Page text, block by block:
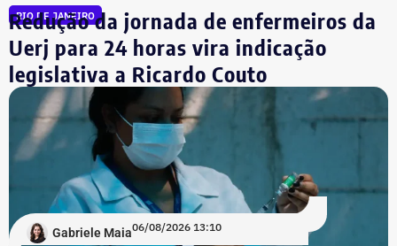
André Marinho informa que desistiu da faculdade nos
Estados Unidos porque decidiu voltar ao seu país natal,
em plena efervescência do impeachment da ex-presidente
Dilma Rousseff (PT). No Rio, matriculou-se em Direito na
PUC, onde ficou de 2016 a 2019. Em seguida, quando já
trabalhava no “Pânico”, transferiu-se para o Instituto
Damásio, do IBMEC de São Paulo. E lá concluiu o curso,
em 2020, no início da pandemia.
“Eu nunca afirmei que me formei, mas que estudei em
RIO DE JANEIRO
Redução da jornada de enfermeiros da
Uerj para 24 horas vira indicação
legislativa a Ricardo Couto
Gabriele Maia06/08/2026 13:10